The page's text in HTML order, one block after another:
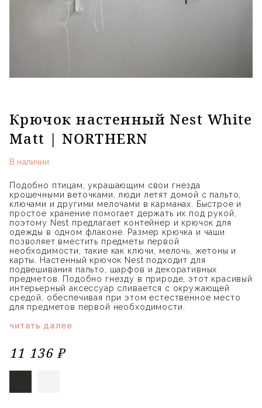
Крючок настенный Nest White
Matt | NORTHERN
В наличии
Подобно птицам, украшающим свои гнезда
крошечными веточками, люди летят домой с пальто,
ключами и другими мелочами в карманах. Быстрое и
простое хранение помогает держать их под рукой,
поэтому Nest предлагает контейнер и крючок для
одежды в одном флаконе. Размер крючка и чаши
позволяет вместить предметы первой
необходимости, такие как ключи, мелочь, жетоны и
карты. Настенный крючок Nest подходит для
подвешивания пальто, шарфов и декоративных
предметов. Подобно гнезду в природе, этот красивый
интерьерный аксессуар сливается с окружающей
средой, обеспечивая при этом естественное место
для предметов первой необходимости.
читать далее
11 136 ₽